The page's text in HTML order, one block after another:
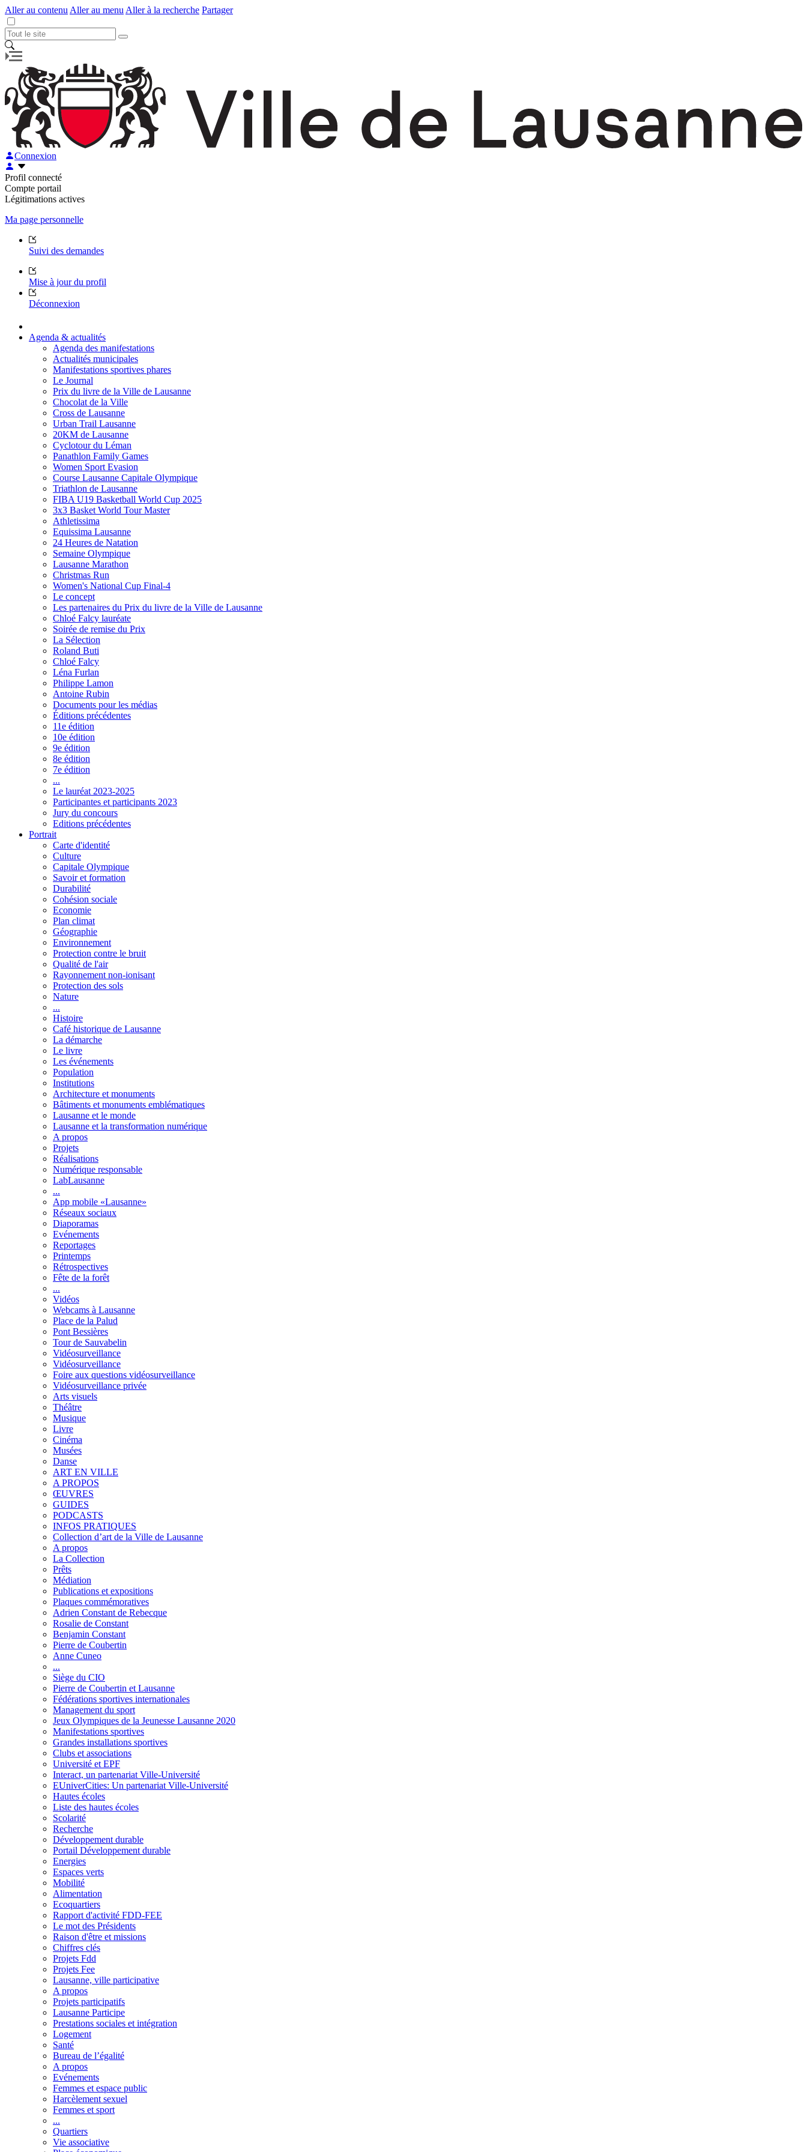
Aller au contenu Aller au menu Aller à la recherche Partager
Connexion
Profil connecté
Compte portail
Légitimations actives
Ma page personnelle
Suivi des demandes
Mise à jour du profil
Déconnexion
Agenda & actualités
Agenda des manifestations
Actualités municipales
Manifestations sportives phares
Le Journal
Prix du livre de la Ville de Lausanne
Chocolat de la Ville
Cross de Lausanne
Urban Trail Lausanne
20KM de Lausanne
Cyclotour du Léman
Panathlon Family Games
Women Sport Evasion
Course Lausanne Capitale Olympique
Triathlon de Lausanne
FIBA U19 Basketball World Cup 2025
3x3 Basket World Tour Master
Athletissima
Equissima Lausanne
24 Heures de Natation
Semaine Olympique
Lausanne Marathon
Christmas Run
Women's National Cup Final-4
Le concept
Les partenaires du Prix du livre de la Ville de Lausanne
Chloé Falcy lauréate
Soirée de remise du Prix
La Sélection
Roland Buti
Chloé Falcy
Léna Furlan
Philippe Lamon
Antoine Rubin
Documents pour les médias
Éditions précédentes
11e édition
10e édition
9e édition
8e édition
7e édition
...
Le lauréat 2023-2025
Participantes et participants 2023
Jury du concours
Editions précédentes
Portrait
Carte d'identité
Culture
Capitale Olympique
Savoir et formation
Durabilité
Cohésion sociale
Economie
Plan climat
Géographie
Environnement
Protection contre le bruit
Qualité de l'air
Rayonnement non-ionisant
Protection des sols
Nature
...
Histoire
Café historique de Lausanne
La démarche
Le livre
Les événements
Population
Institutions
Architecture et monuments
Bâtiments et monuments emblématiques
Lausanne et le monde
Lausanne et la transformation numérique
A propos
Projets
Réalisations
Numérique responsable
LabLausanne
...
App mobile «Lausanne»
Réseaux sociaux
Diaporamas
Evénements
Reportages
Printemps
Rétrospectives
Fête de la forêt
...
Vidéos
Webcams à Lausanne
Place de la Palud
Pont Bessières
Tour de Sauvabelin
Vidéosurveillance
Vidéosurveillance
Foire aux questions vidéosurveillance
Vidéosurveillance privée
Arts visuels
Théâtre
Musique
Livre
Cinéma
Musées
Danse
ART EN VILLE
A PROPOS
ŒUVRES
GUIDES
PODCASTS
INFOS PRATIQUES
Collection d’art de la Ville de Lausanne
A propos
La Collection
Prêts
Médiation
Publications et expositions
Plaques commémoratives
Adrien Constant de Rebecque
Rosalie de Constant
Benjamin Constant
Pierre de Coubertin
Anne Cuneo
...
Siège du CIO
Pierre de Coubertin et Lausanne
Fédérations sportives internationales
Management du sport
Jeux Olympiques de la Jeunesse Lausanne 2020
Manifestations sportives
Grandes installations sportives
Clubs et associations
Université et EPF
Interact, un partenariat Ville-Université
EUniverCities: Un partenariat Ville-Université
Hautes écoles
Liste des hautes écoles
Scolarité
Recherche
Développement durable
Portail Développement durable
Energies
Espaces verts
Mobilité
Alimentation
Ecoquartiers
Rapport d'activité FDD-FEE
Le mot des Présidents
Raison d'être et missions
Chiffres clés
Projets Fdd
Projets Fee
Lausanne, ville participative
A propos
Projets participatifs
Lausanne Participe
Prestations sociales et intégration
Logement
Santé
Bureau de l’égalité
A propos
Evénements
Femmes et espace public
Harcèlement sexuel
Femmes et sport
...
Quartiers
Vie associative